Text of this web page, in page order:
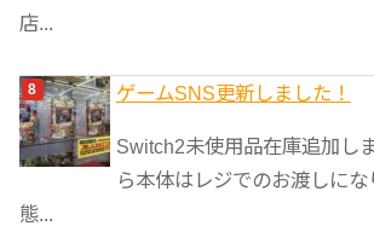
店...
ゲームSNS更新しました！
Switch2未使用品在庫追加し
ら本体はレジでのお渡しにな
態...